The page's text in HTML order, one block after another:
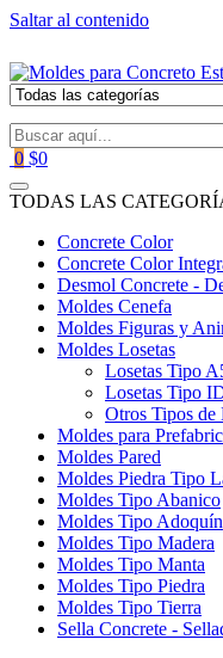
Saltar al contenido
0 $0
TODAS LAS
Concrete Color
Concrete Color
Desmol Concrete -
Moldes Cenefa
Moldes Figuras y
Moldes Losetas
Losetas Tipo
Losetas Tipo
Otros Tipos de
Moldes para
Moldes Pared
Moldes Piedra Tipo
Moldes Tipo Abanico
Moldes Tipo Adoquín
Moldes Tipo Madera
Moldes Tipo Manta
Moldes Tipo Piedra
Moldes Tipo Tierra
Sella Concrete -